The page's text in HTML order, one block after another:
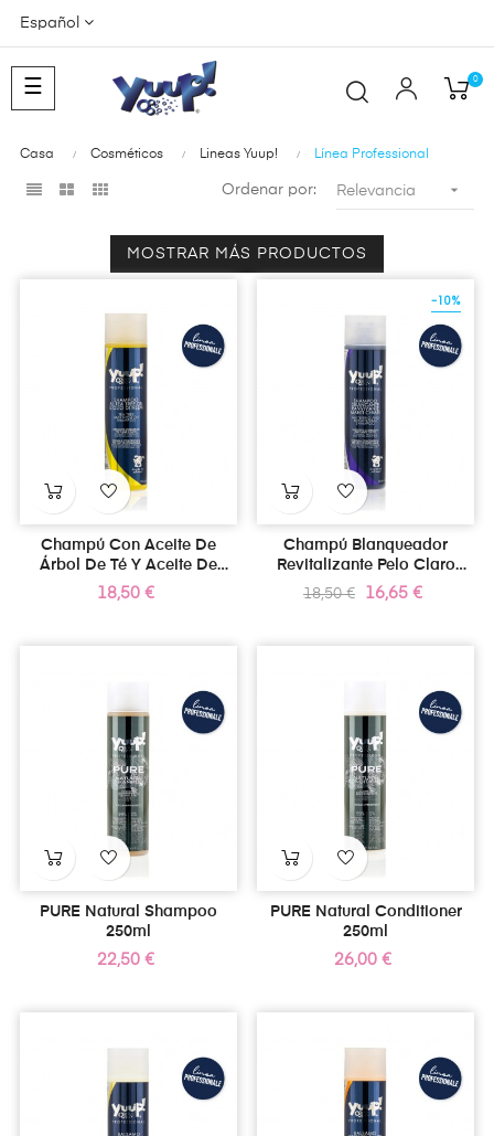
Español
Navegación
de
☰ 0
Casa Cosméticos Lineas Yuup! Línea Professional
Ordenar por: Relevancia 
MOSTRAR MÁS PRODUCTOS
Champú Con Aceite De
Árbol De Té Y Aceite De
Neem 250ml
Precio
18,50 €
Champú Blanqueador
Revitalizante Pelo Claro
250ml
Precio
18,50 €
-10%
Precio
16,65 €
PURE Natural Shampoo
250ml
Precio
22,50 €
PURE Natural Conditioner
250ml
Precio
26,00 €